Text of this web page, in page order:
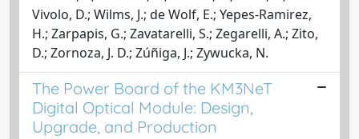
Vivolo, D.; Wilms, J.; de Wolf, E.; Yepes-Ramirez,
H.; Zarpapis, G.; Zavatarelli, S.; Zegarelli, A.; Zito,
D.; Zornoza, J. D.; Zúñiga, J.; Zywucka, N.
The Power Board of the KM3NeT
Digital Optical Module: Design,
Upgrade, and Production